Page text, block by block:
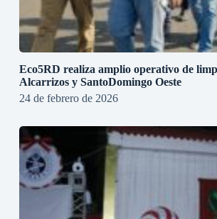
Eco5RD realiza amplio operativo de
Alcarrizos y SantoDomingo Oeste
24 de febrero de 2026